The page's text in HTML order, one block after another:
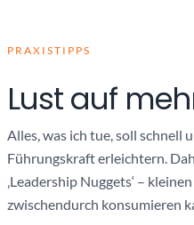
PRAXISTIPPS
Lust auf
Alles, was ich tue, soll schnell
Führungskraft erleichtern.
‚Leadership Nuggets‘ –
zwischendurch konsumieren